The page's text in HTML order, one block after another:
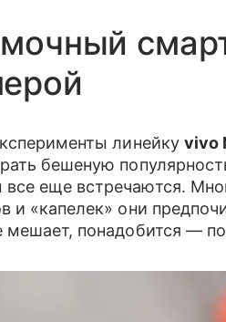
линейку vivo
бешеную
еще встречаются.
и «капелек» они
понадобится —